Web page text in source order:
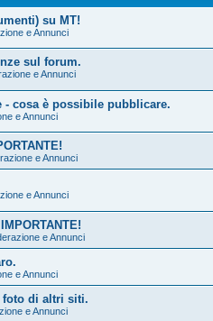
su MT!
e Annunci
sul forum.
e Annunci
- cosa è possibile pubblicare.
e Annunci
e Annunci
e Annunci
e Annunci
e Annunci
foto di altri siti.
e Annunci